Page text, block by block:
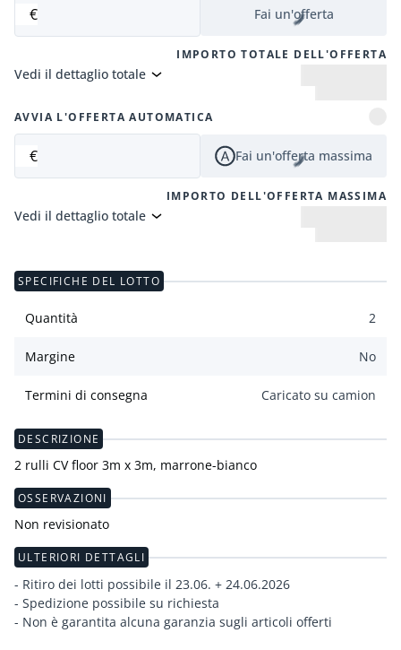
€ Fai un'offerta
IMPORTO TOTALE DELL'OFFERTA
Vedi il dettaglio totale
AVVIA L'OFFERTA AUTOMATICA
€ Fai un'offerta massima
IMPORTO DELL'OFFERTA MASSIMA
Vedi il dettaglio totale
SPECIFICHE DEL LOTTO
Quantità 2
Margine No
Termini di consegna Caricato su camion
DESCRIZIONE
2 rulli CV floor 3m x 3m, marrone-bianco
OSSERVAZIONI
Non revisionato
ULTERIORI DETTAGLI
- Ritiro dei lotti possibile il 23.06. + 24.06.2026
- Spedizione possibile su richiesta
- Non è garantita alcuna garanzia sugli articoli offerti